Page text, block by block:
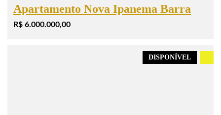
Apartamento Nova Ipanema Barra
R$ 6.000.000,00
DISPONÍVEL